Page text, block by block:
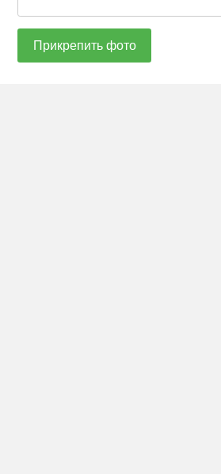
Прикрепить фото